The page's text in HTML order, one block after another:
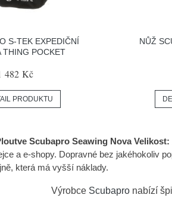
S-TEK EXPEDIČNÍ
THING POCKET
482 Kč
PRODUKTU
NŮŽ
Scubapro Seawing Nova Velikost:
a e-shopy. Dopravné bez jakéhokoliv
která má vyšší náklady.
Výrobce Scubapronabízí